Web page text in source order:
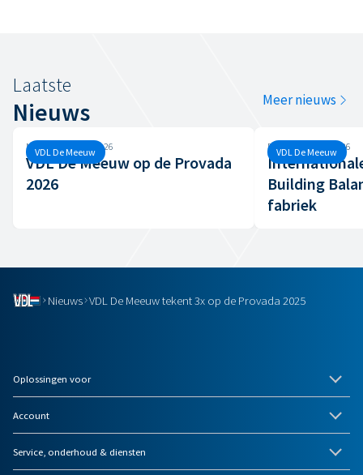
Laatste
Nieuws Meer nieuws
VDL De Meeuw
Maandag, 8 juni, 2026
VDL De Meeuw op de Provada
2026
VDL De Meeuw
Dinsdag, 7 april, 2026
Building
fabriek
Nieuws VDL De Meeuw tekent 3x op de Provada 2025
Oplossingen voor
Account
Service, onderhoud & diensten